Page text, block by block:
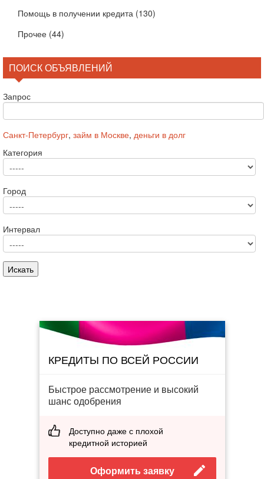
Помощь в получении кредита (130)
Прочее (44)
ПОИСК ОБЪЯВЛЕНИЙ
Запрос
Санкт-Петербург, займ в Москве, деньги в долг
Категория
Город
Интервал
КРЕДИТЫ ПО ВСЕЙ РОССИИ
Быстрое рассмотрение и высокий
шанс одобрения
Доступно даже с плохой
кредитной историей
Оформить заявку